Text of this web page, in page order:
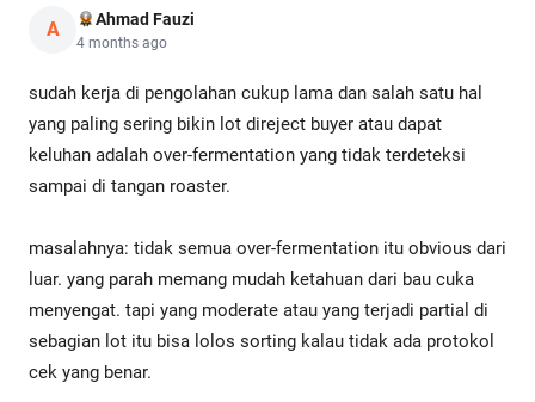
A Ahmad Fauzi
4 months ago
sudah kerja di pengolahan cukup lama dan salah satu hal
yang paling sering bikin lot direject buyer atau dapat
keluhan adalah over-fermentation yang tidak terdeteksi
sampai di tangan roaster.
masalahnya: tidak semua over-fermentation itu obvious dari
luar. yang parah memang mudah ketahuan dari bau cuka
menyengat. tapi yang moderate atau yang terjadi partial di
sebagian lot itu bisa lolos sorting kalau tidak ada protokol
cek yang benar.